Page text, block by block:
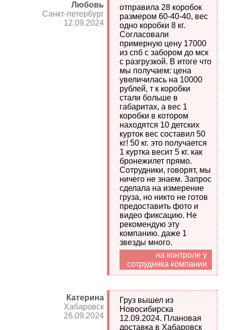
Любовь
Санкт-петербург
12.09.2024
отправила 28 коробок
размером 60-40-40, вес
одно коробки 8 кг.
Согласовали
примерную цену 17000
из спб с забором до мск
с разгрузкой. В итоге что
мы получаем: цена
увеличилась на 10000
рублей, т к коробки
стали больше в
габаритах, а вес 1
коробки в котором
находятся 10 детских
курток вес составил 50
кг! 50 кг. это получается
1 куртка весит 5 кг. как
бронежилет прямо.
Сотрудники, говорят, мы
ничего не знаем. Запрос
сделала на измерение
груза, но никто не готов
предоставить фото и
видео фиксацию. Не
рекомендую эту
компанию. даже 1
звезды много.
на контроле у
сотрудника компании
Катерина
Хабаровск
26.09.2024
Груз вышел из
Новосибирска
12.09.2024. Плановая
доставка в Хабаровск